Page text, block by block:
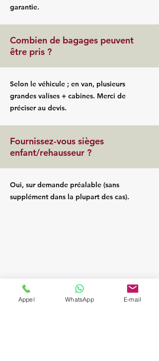
garantie.
Combien de bagages peuvent
être pris ?
Selon le véhicule ; en van, plusieurs
grandes valises + cabines. Merci de
préciser au devis.
Fournissez-vous sièges
enfant/rehausseur ?
Oui, sur demande préalable (sans
supplément dans la plupart des cas).
Appel WhatsApp E-mail